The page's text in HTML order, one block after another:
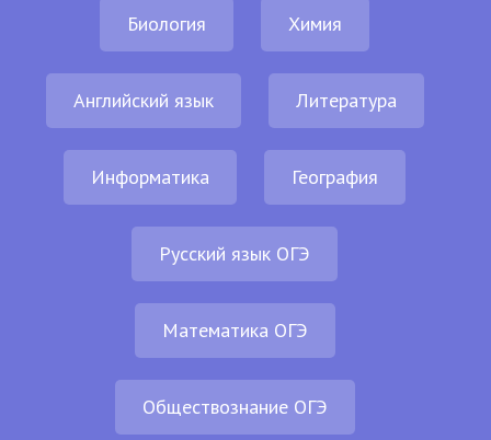
Биология Химия
Английский язык Литература
Информатика География
Русский язык ОГЭ
Математика ОГЭ
Обществознание ОГЭ